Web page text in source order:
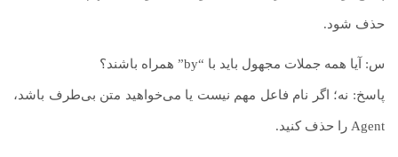
حذف شود.
س: آیا همه جملات مجهول باید با “by” همراه باشند؟
پاسخ: نه؛ اگر نام فاعل مهم نیست یا می‌خواهید متن بی‌طرف باشد،
Agent را حذف کنید.